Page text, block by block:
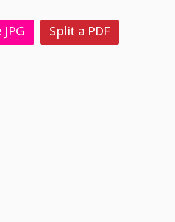
Split a PDF